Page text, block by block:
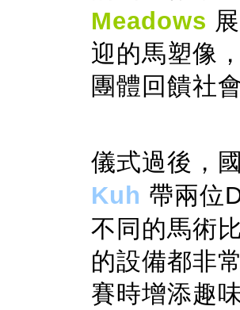
Meadows
迎的馬塑像
團體回饋社會
儀式過後，
Kuh 帶兩位
不同的馬術
的設備都非
賽時增添趣味